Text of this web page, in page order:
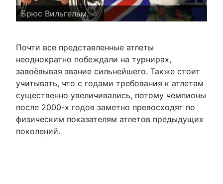
Брюс Вильгельм.
Почти все представленные атлеты
неоднократно побеждали на турнирах,
завоёвывая звание сильнейшего. Также стоит
учитывать, что с годами требования к атлетам
существенно увеличивались, потому чемпионы
после 2000-х годов заметно превосходят по
физическим показателям атлетов предыдущих
поколений.